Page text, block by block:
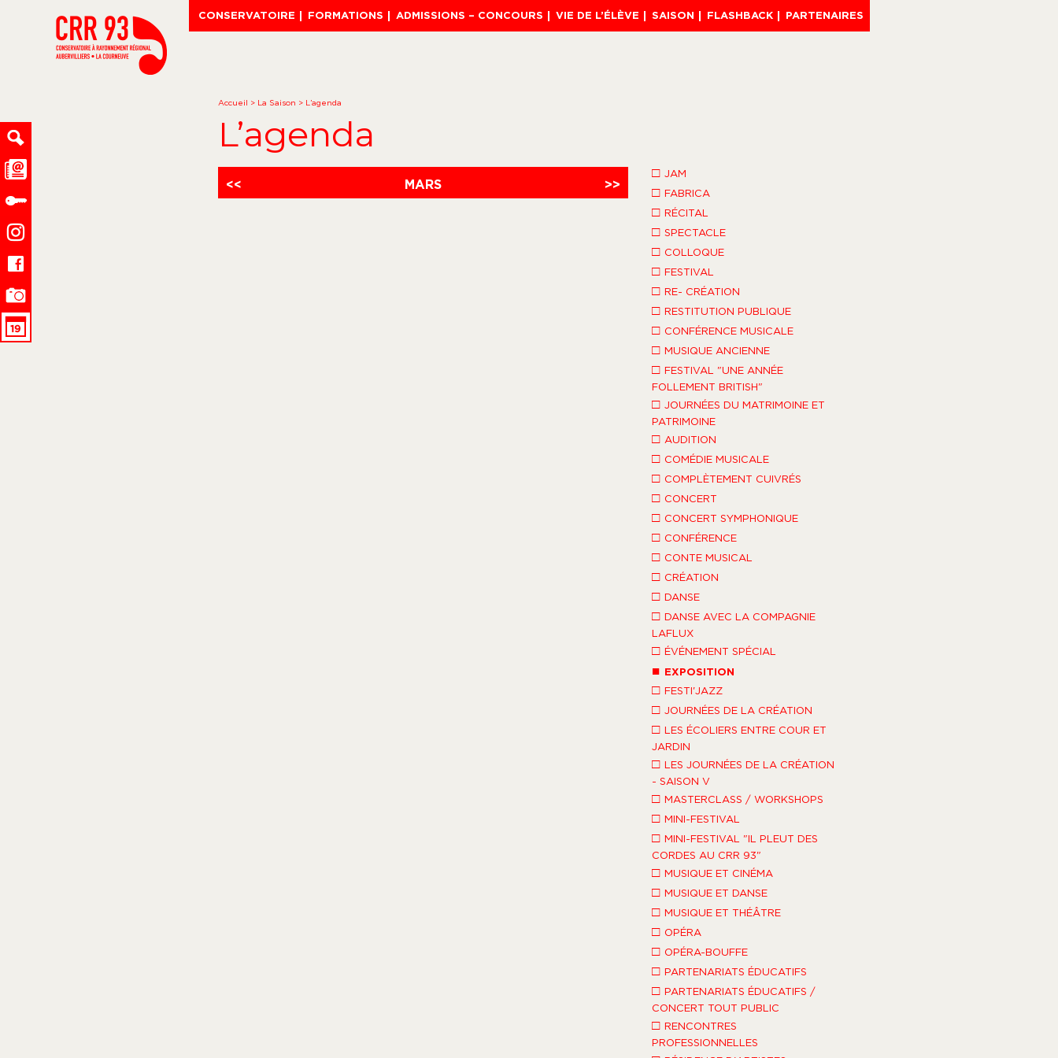
CONSERVATOIRE FORMATIONS ADMISSIONS – CONCOURS VIE DE L’ÉLÈVE SAISON FLASHBACK PARTENAIRES
Accueil > La Saison > L’agenda
L’agenda
<< MARS >>
□ JAM
□ FABRICA
□ RÉCITAL
□ SPECTACLE
□ COLLOQUE
□ FESTIVAL
□ RE- CRÉATION
□ RESTITUTION PUBLIQUE
□ CONFÉRENCE MUSICALE
□ MUSIQUE ANCIENNE
□ FESTIVAL "UNE ANNÉE
FOLLEMENT BRITISH"
□ JOURNÉES DU MATRIMOINE ET
PATRIMOINE
□ AUDITION
□ COMÉDIE MUSICALE
□ COMPLÈTEMENT CUIVRÉS
□ CONCERT
□ CONCERT SYMPHONIQUE
□ CONFÉRENCE
□ CONTE MUSICAL
□ CRÉATION
□ DANSE
□ DANSE AVEC LA COMPAGNIE
LAFLUX
□ ÉVÉNEMENT SPÉCIAL
■ EXPOSITION
□ FESTI'JAZZ
□ JOURNÉES DE LA CRÉATION
□ LES ÉCOLIERS ENTRE COUR ET
JARDIN
□ LES JOURNÉES DE LA CRÉATION
- SAISON V
□ MASTERCLASS / WORKSHOPS
□ MINI-FESTIVAL
□ MINI-FESTIVAL "IL PLEUT DES
CORDES AU CRR 93"
□ MUSIQUE ET CINÉMA
□ MUSIQUE ET DANSE
□ MUSIQUE ET THÉÂTRE
□ OPÉRA
□ OPÉRA-BOUFFE
□ PARTENARIATS ÉDUCATIFS
□ PARTENARIATS ÉDUCATIFS /
CONCERT TOUT PUBLIC
□ RENCONTRES
PROFESSIONNELLES